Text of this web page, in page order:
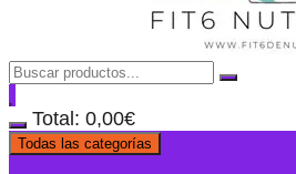
Total: 0,00€
Todas las categorías